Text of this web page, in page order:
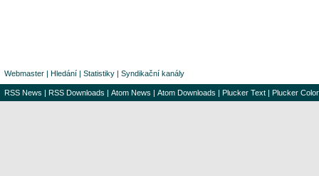
Webmaster | Hledání | Statistiky | Syndikační kanály
RSS News | RSS Downloads | Atom News | Atom Downloads | Plucker Text | Plucker Color